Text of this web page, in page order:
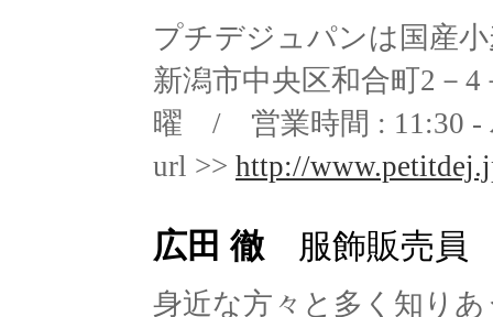
プチデジュパンは国産
新潟市中央区和合町2
曜 / 営業時間 : 11:30 -
url >> http://
広田 徹 服飾販売員
身近な方々と多く知り